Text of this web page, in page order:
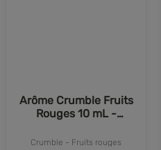
Arôme Crumble Fruits
Rouges 10 mL -
Crumble - Fruits rouges